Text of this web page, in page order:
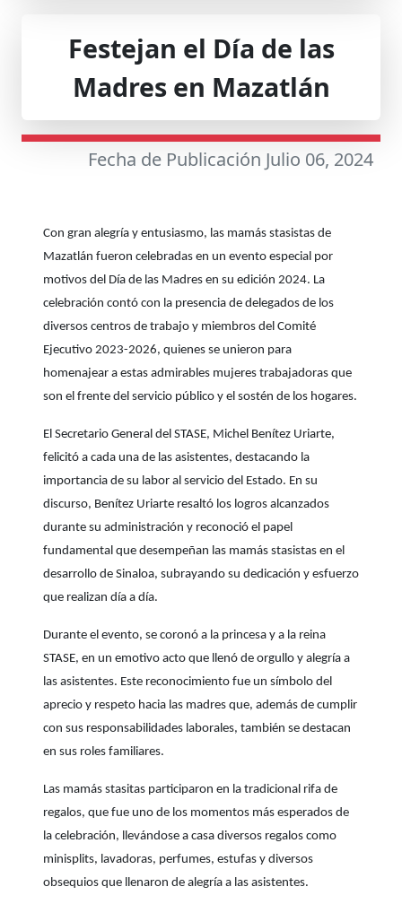
Festejan el Día de las
Madres en Mazatlán
Fecha de Publicación Julio 06, 2024
Con gran alegría y entusiasmo, las mamás stasistas de
Mazatlán fueron celebradas en un evento especial por
motivos del Día de las Madres en su edición 2024. La
celebración contó con la presencia de delegados de los
diversos centros de trabajo y miembros del Comité
Ejecutivo 2023-2026, quienes se unieron para
homenajear a estas admirables mujeres trabajadoras que
son el frente del servicio público y el sostén de los hogares.
El Secretario General del STASE, Michel Benítez Uriarte,
felicitó a cada una de las asistentes, destacando la
importancia de su labor al servicio del Estado. En su
discurso, Benítez Uriarte resaltó los logros alcanzados
durante su administración y reconoció el papel
fundamental que desempeñan las mamás stasistas en el
desarrollo de Sinaloa, subrayando su dedicación y esfuerzo
que realizan día a día.
Durante el evento, se coronó a la princesa y a la reina
STASE, en un emotivo acto que llenó de orgullo y alegría a
las asistentes. Este reconocimiento fue un símbolo del
aprecio y respeto hacia las madres que, además de cumplir
con sus responsabilidades laborales, también se destacan
en sus roles familiares.
Las mamás stasitas participaron en la tradicional rifa de
regalos, que fue uno de los momentos más esperados de
la celebración, llevándose a casa diversos regalos como
minisplits, lavadoras, perfumes, estufas y diversos
obsequios que llenaron de alegría a las asistentes.